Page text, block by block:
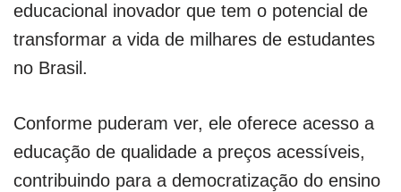
educacional inovador que tem o potencial de
transformar a vida de milhares de estudantes
no Brasil.
Conforme puderam ver, ele oferece acesso a
educação de qualidade a preços acessíveis,
contribuindo para a democratização do ensino